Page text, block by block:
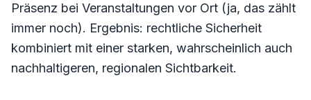
Präsenz bei Veranstaltungen vor Ort (ja, das zählt
immer noch). Ergebnis: rechtliche Sicherheit
kombiniert mit einer starken, wahrscheinlich auch
nachhaltigeren, regionalen Sichtbarkeit.